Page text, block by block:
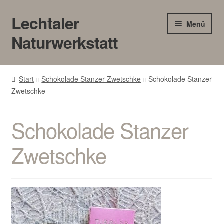
Zur
Navigation
springen
Zum
Inhalt
springen
Lechtaler
Naturwerkstatt
Menü
HOME
BLOG
SHOP
Start Schokolade Stanzer Zwetschke
Schokolade Stanzer
Zwetschke
Schokolade Stanzer
Zwetschke